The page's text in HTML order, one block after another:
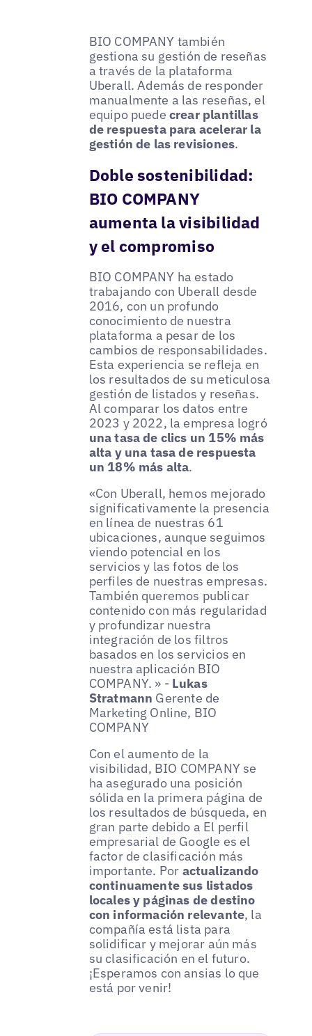
BIO COMPANY también
gestiona su gestión de reseñas
a través de la plataforma
Uberall. Además de responder
manualmente a las reseñas, el
equipo puede crear plantillas
de respuesta para acelerar la
gestión de las revisiones.
Doble sostenibilidad:
BIO COMPANY
aumenta la visibilidad
y el compromiso
BIO COMPANY ha estado
trabajando con Uberall desde
2016, con un profundo
conocimiento de nuestra
plataforma a pesar de los
cambios de responsabilidades.
Esta experiencia se refleja en
los resultados de su meticulosa
gestión de listados y reseñas.
Al comparar los datos entre
2023 y 2022, la empresa logró
una tasa de clics un 15% más
alta y una tasa de respuesta
un 18% más alta.
«Con Uberall, hemos mejorado
significativamente la presencia
en línea de nuestras 61
ubicaciones, aunque seguimos
viendo potencial en los
servicios y las fotos de los
perfiles de nuestras empresas.
También queremos publicar
contenido con más regularidad
y profundizar nuestra
integración de los filtros
basados en los servicios en
nuestra aplicación BIO
COMPANY. » - Lukas
Stratmann Gerente de
Marketing Online, BIO
COMPANY
Con el aumento de la
visibilidad, BIO COMPANY se
ha asegurado una posición
sólida en la primera página de
los resultados de búsqueda, en
gran parte debido a El perfil
empresarial de Google es el
factor de clasificación más
importante. Por actualizando
continuamente sus listados
locales y páginas de destino
con información relevante, la
compañía está lista para
solidificar y mejorar aún más
su clasificación en el futuro.
¡Esperamos con ansias lo que
está por venir!